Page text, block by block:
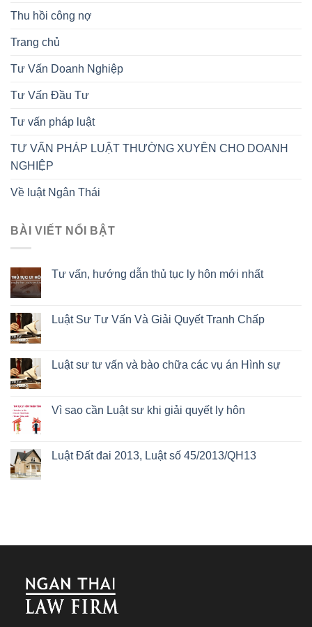
Thu hồi công nợ
Trang chủ
Tư Vấn Doanh Nghiệp
Tư Vấn Đầu Tư
Tư vấn pháp luật
TƯ VẤN PHÁP LUẬT THƯỜNG XUYÊN CHO DOANH
NGHIỆP
Về luật Ngân Thái
BÀI VIẾT NỔI BẬT
Tư vấn, hướng dẫn thủ tục ly hôn mới nhất
Luật Sư Tư Vấn Và Giải Quyết Tranh Chấp
Luật sư tư vấn và bào chữa các vụ án Hình sự
Vì sao cần Luật sư khi giải quyết ly hôn
Luật Đất đai 2013, Luật số 45/2013/QH13